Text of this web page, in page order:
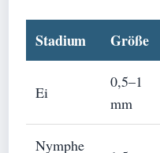
Stadium Größe
Ei
0,5–1
mm
Nymphe